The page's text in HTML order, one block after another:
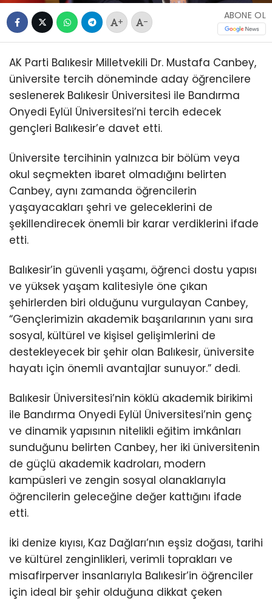
+ -
ABONE OL
AK Parti Balıkesir Milletvekili Dr. Mustafa Canbey,
üniversite tercih döneminde aday öğrencilere
seslenerek Balıkesir Üniversitesi ile Bandırma
Onyedi Eylül Üniversitesi’ni tercih edecek
gençleri Balıkesir’e davet etti.
Üniversite tercihinin yalnızca bir bölüm veya
okul seçmekten ibaret olmadığını belirten
Canbey, aynı zamanda öğrencilerin
yaşayacakları şehri ve geleceklerini de
şekillendirecek önemli bir karar verdiklerini ifade
etti.
Balıkesir’in güvenli yaşamı, öğrenci dostu yapısı
ve yüksek yaşam kalitesiyle öne çıkan
şehirlerden biri olduğunu vurgulayan Canbey,
“Gençlerimizin akademik başarılarının yanı sıra
sosyal, kültürel ve kişisel gelişimlerini de
destekleyecek bir şehir olan Balıkesir, üniversite
hayatı için önemli avantajlar sunuyor.” dedi.
Balıkesir Üniversitesi’nin köklü akademik birikimi
ile Bandırma Onyedi Eylül Üniversitesi’nin genç
ve dinamik yapısının nitelikli eğitim imkânları
sunduğunu belirten Canbey, her iki üniversitenin
de güçlü akademik kadroları, modern
kampüsleri ve zengin sosyal olanaklarıyla
öğrencilerin geleceğine değer kattığını ifade
etti.
İki denize kıyısı, Kaz Dağları’nın eşsiz doğası, tarihi
ve kültürel zenginlikleri, verimli toprakları ve
misafirperver insanlarıyla Balıkesir’in öğrenciler
için ideal bir şehir olduğuna dikkat çeken